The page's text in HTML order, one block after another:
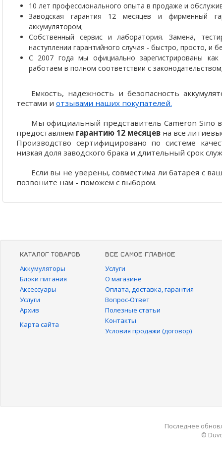
10 лет профессионального опыта в продаже и
Заводская гарантия 12 месяцев и фирменный
аккумулятором;
Собственный сервис и лаборатория. Замена,
наступлении гарантийного случая - быстро, просто, и
С 2007 года мы официально зарегистрированы
работаем в полном соответствии с
Емкость, надежность и безопасность
тестами и отзывами наших покупателей.
Мы официальный представитель Cameron Sino
предоставляем гарантию 12 месяцевна все
Производство сертифицировано по системе
низкая доля заводского брака и длительный срок
Если вы не уверены, совместима ли батарея с
позвоните нам - поможем с выбором.
КАТАЛОГ ТОВАРОВ
Аккумуляторы
Блоки питания
Аксессуары
Услуги
Архив
Карта сайта
ВСЕ САМОЕ ГЛАВНОЕ
Услуги
О магазине
Оплата, доставка, гарантия
Вопрос-Ответ
Полезные статьи
Контакты
Условия продажи (договор)
Последнее
©